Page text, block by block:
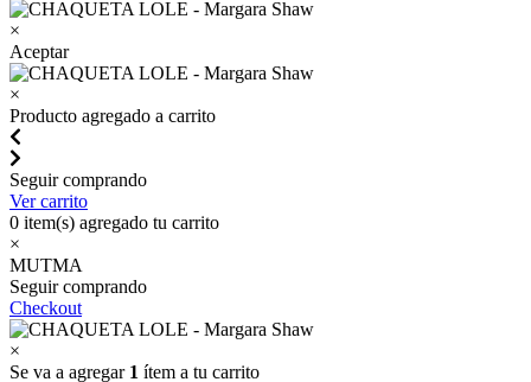
×
Aceptar
×
Producto agregado a carrito
Seguir comprando
Ver carrito
0 item(s) agregado tu carrito
×
MUTMA
Seguir comprando
Checkout
×
Se va a agregar 1 ítem a tu carrito